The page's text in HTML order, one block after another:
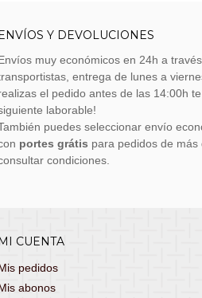
ENVÍOS Y DEVOLUCIONES
muy económicos en 24h a
entrega de lunes a
el pedido antes de las 14:00h
laborable!
puedes seleccionar envío
portes grátis para pedidos de más
condiciones.
MI CUENTA
pedidos
abonos